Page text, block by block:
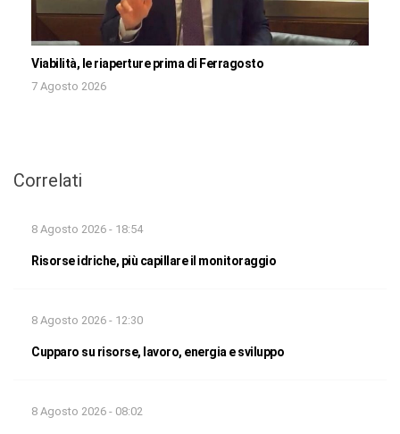
Viabilità, le riaperture prima di Ferragosto
7 Agosto 2026
Correlati
8 Agosto 2026 - 18:54
Risorse idriche, più capillare il monitoraggio
8 Agosto 2026 - 12:30
Cupparo su risorse, lavoro, energia e sviluppo
8 Agosto 2026 - 08:02